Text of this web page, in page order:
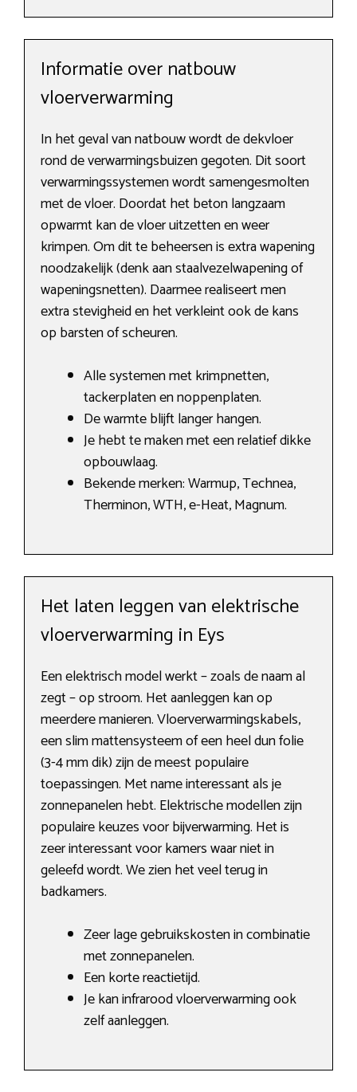
Informatie over natbouw
vloerverwarming
In het geval van natbouw wordt de dekvloer
rond de verwarmingsbuizen gegoten. Dit soort
verwarmingssystemen wordt samengesmolten
met de vloer. Doordat het beton langzaam
opwarmt kan de vloer uitzetten en weer
krimpen. Om dit te beheersen is extra wapening
noodzakelijk (denk aan staalvezelwapening of
wapeningsnetten). Daarmee realiseert men
extra stevigheid en het verkleint ook de kans
op barsten of scheuren.
Alle systemen met krimpnetten,
tackerplaten en noppenplaten.
De warmte blijft langer hangen.
Je hebt te maken met een relatief dikke
opbouwlaag.
Bekende merken: Warmup, Technea,
Therminon, WTH, e-Heat, Magnum.
Het laten leggen van elektrische
vloerverwarming in Eys
Een elektrisch model werkt – zoals de naam al
zegt – op stroom. Het aanleggen kan op
meerdere manieren. Vloerverwarmingskabels,
een slim mattensysteem of een heel dun folie
(3-4 mm dik) zijn de meest populaire
toepassingen. Met name interessant als je
zonnepanelen hebt. Elektrische modellen zijn
populaire keuzes voor bijverwarming. Het is
zeer interessant voor kamers waar niet in
geleefd wordt. We zien het veel terug in
badkamers.
Zeer lage gebruikskosten in combinatie
met zonnepanelen.
Een korte reactietijd.
Je kan infrarood vloerverwarming ook
zelf aanleggen.